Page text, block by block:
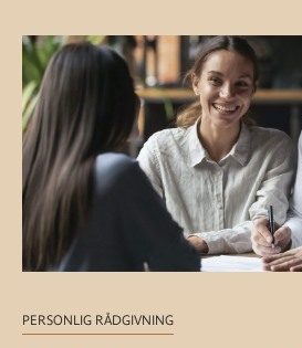
PERSONLIG RÅDGIVNING